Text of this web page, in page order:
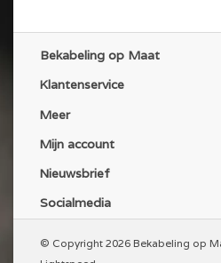
Bekabeling op Maat
Klantenservice
Meer
Mijn account
Nieuwsbrief
Socialmedia
© Copyright 2026 Bekabeling op